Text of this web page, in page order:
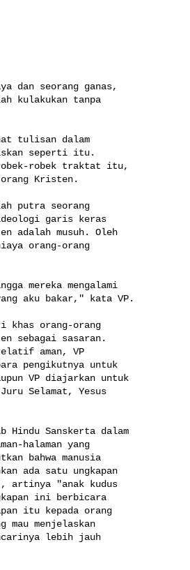
dan seorang ganas,
kulakukan tanpa
tulisan dalam
seperti itu.
robek traktat itu,
orang Kristen.
putra seorang
garis keras
adalah musuh. Oleh
orang-orang
mereka mengalami
aku bakar," kata VP.
khas orang-orang
sebagai sasaran.
aman, VP
pengikutnya untuk
VP diajarkan untuk
Selamat, Yesus
Hindu Sanskerta dalam
halaman yang
bahwa manusia
ada satu ungkapan
artinya "anak kudus
ini berbicara
itu kepada orang
menjelaskan
lebih jauh